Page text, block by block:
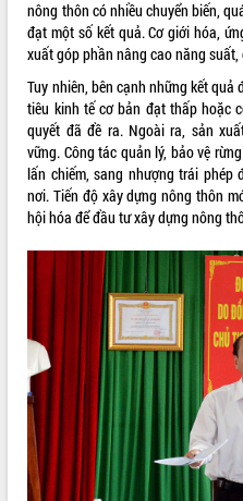
Rà soát, hoàn thiện hệ thống thiết chế
văn hóa, thể thao đáp ứng yêu cầu
phát triển mới
Thường trực HĐND tỉnh Đắk Lắk gặp
mặt Đoàn chuyên gia y tế TP. Hồ Chí
Minh
Lễ truy điệu và an táng hài cốt liệt sĩ
tại Nghĩa trang Liệt sĩ xã Sơn Hòa
Bàn giải pháp tháo gỡ khó khăn trong
định EUDR
Thứ trưởng Bộ Nông nghiệp và Môi
trường Nguyễn Hoàng Hiệp khảo sát
vùng trồng và doanh nghiệp đóng gói
sầu riêng tại Đắk Lắk
Trình diễn nghệ thuật chế biến các
món ăn từ sầu riêng
Đắk Lắk công bố Quy hoạch và xúc
tiến đầu tư tỉnh
Ngành cá ngừ Đắk Lắk chủ động thích
LIÊN KẾT WEB
THỐNG KÊ TRUY CẬP
Hôm nay:
32191
Tất cả:
66008333
nông thôn có nhiều chuyển biến,
đạt một số kết quả. Cơ giới hóa,
xuất góp phần nâng cao năng
Tuy nhiên, bên cạnh những kết
tiêu kinh tế cơ bản đạt thấp hoặc
quyết đã đề ra. Ngoài ra, sản
vững. Công tác quản lý, bảo vệ
lấn chiếm, sang nhượng trái phép
nơi. Tiến độ xây dựng nông thôn
hội hóa để đầu tư xây dựng nông